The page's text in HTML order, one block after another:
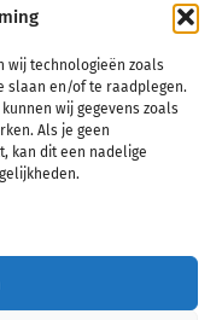
wij technologieën zoals
slaan en/of te raadplegen.
wij gegevens zoals
Als je geen
kan dit een nadelige